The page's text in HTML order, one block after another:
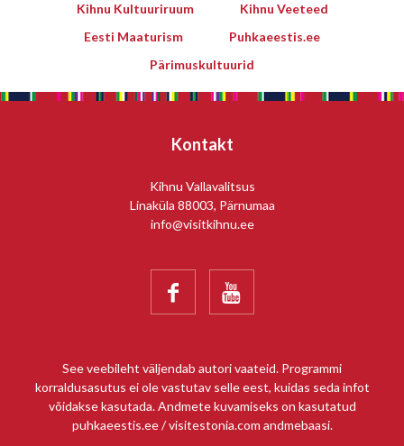
Kihnu Kultuuriruum
Kihnu Veeteed
Eesti Maaturism
Puhkaeestis.ee
Pärimuskultuurid
Kontakt
Kihnu Vallavalitsus
Linaküla 88003, Pärnumaa
info@visitkihnu.ee
 
See veebileht väljendab autori vaateid. Programmi
korraldusasutus ei ole vastutav selle eest, kuidas seda infot
võidakse kasutada. Andmete kuvamiseks on kasutatud
puhkaeestis.ee / visitestonia.com andmebaasi.